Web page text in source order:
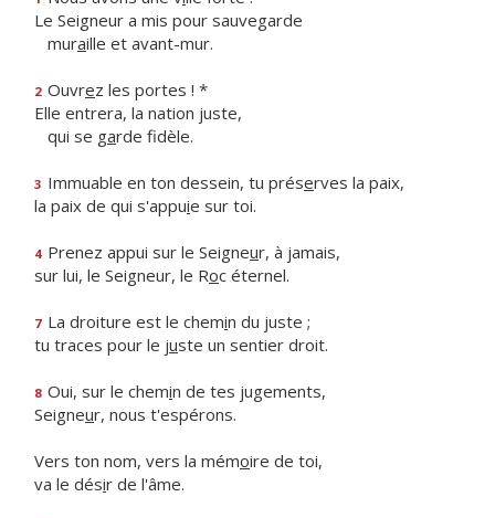
Le Seigneur a mis pour sauvegarde
muraille et avant-mur.
2 Ouvrez les portes ! *
Elle entrera, la nation juste,
qui se garde fidèle.
3 Immuable en ton dessein, tu préserves la paix,
la paix de qui s'appuie sur toi.
4 Prenez appui sur le Seigneur, à jamais,
sur lui, le Seigneur, le Roc éternel.
7 La droiture est le chemin du juste ;
tu traces pour le juste un sentier droit.
8 Oui, sur le chemin de tes jugements,
Seigneur, nous t'espérons.
Vers ton nom, vers la mémoire de toi,
va le désir de l'âme.